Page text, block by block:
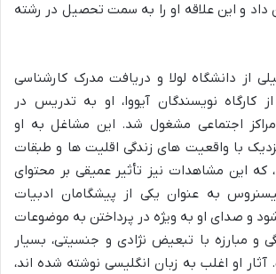
داد و این علاقه او را به سمت تحصیل در رشته
از دانشگاه لولا و دریافت مدرک کارشناسی
کارگاه نویسندگان آیووا، او به تدریس در
اجتماعی مشغول شد. این مشاغل به او
با واقعیت های زندگی اقلیت ها و طبقات
که این مشاهدات نیز تأثیر عمیقی بر محتوای
به عنوان یکی از پیشگامان ادبیات
و صدای او به ویژه در پرداختن به موضوعات
و مبارزه با تبعیض نژادی و جنسیتی، بسیار
آثار او اغلب به زبان انگلیسی نوشته شده اند،